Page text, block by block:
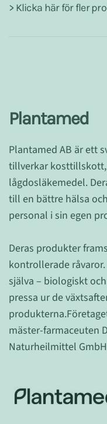
> Klicka här för fler
Plantamed
Plantamed AB är ett
tillverkar
lågdosläkemedel.
till en bättre hälsa
personal i sin egen
Deras produkter
kontrollerade
själva – biologiskt
pressa ur de
produkterna.
mäster-farmaceuten
Naturheilmittel